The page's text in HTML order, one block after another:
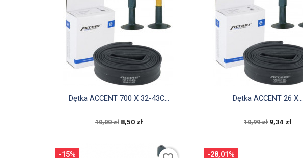
Szybki podgląd
Dętka ACCENT 700 X 32-43C...
10,00 zł 8,50 zł
Szybki podgląd
Dętka ACCENT 26 X...
10,99 zł 9,34 zł
-15% -28,01%